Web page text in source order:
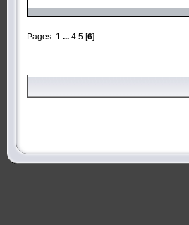
Pages: 1 ... 4 5 [6]